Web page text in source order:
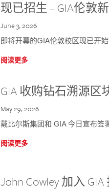
现已招生 – GIA伦敦
June 3, 2026
即将开幕的GIA伦敦校区现已开
阅读更多
GIA 收购钻石溯源区
May 29, 2026
戴比尔斯集团和 GIA 今日宣布签
阅读更多
John Cowley 加入